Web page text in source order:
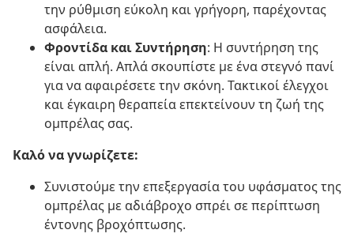
την ρύθμιση εύκολη και γρήγορη, παρέχοντας
ασφάλεια.
Φροντίδα και Συντήρηση: Η συντήρηση της
είναι απλή. Απλά σκουπίστε με ένα στεγνό πανί
για να αφαιρέσετε την σκόνη. Τακτικοί έλεγχοι
και έγκαιρη θεραπεία επεκτείνουν τη ζωή της
ομπρέλας σας.
Καλό να γνωρίζετε:
Συνιστούμε την επεξεργασία του υφάσματος της
ομπρέλας με αδιάβροχο σπρέι σε περίπτωση
έντονης βροχόπτωσης.